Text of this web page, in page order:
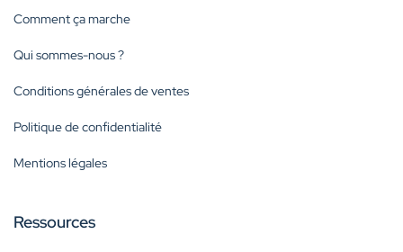
Comment ça marche
Qui sommes-nous ?
Conditions générales de ventes
Politique de confidentialité
Mentions légales
Ressources